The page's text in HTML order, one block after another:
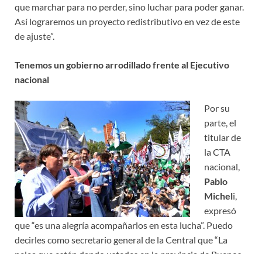
que marchar para no perder, sino luchar para poder ganar.
Así lograremos un proyecto redistributivo en vez de este
de ajuste”.
Tenemos un gobierno arrodillado frente al Ejecutivo
nacional
Por su
parte, el
titular de
la CTA
nacional,
Pablo
Micheli,
expresó
que “es una alegría acompañarlos en esta lucha”. Puedo
decirles como secretario general de la Central que “La